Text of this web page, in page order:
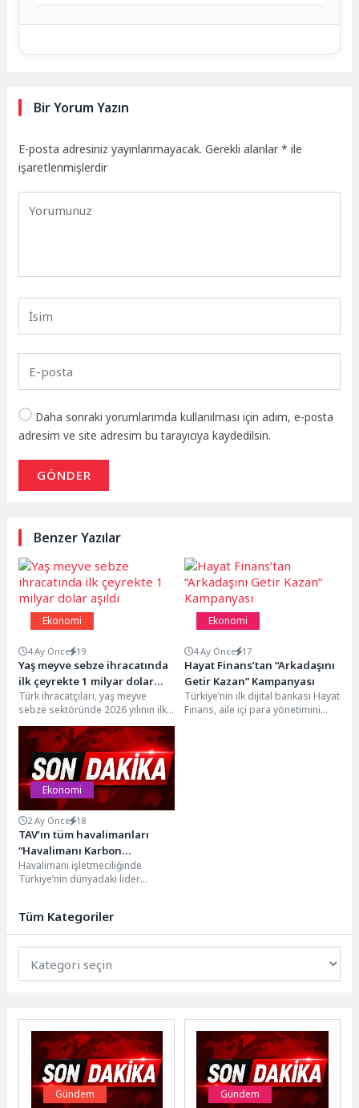
Bir Yorum Yazın
E-posta adresiniz yayınlanmayacak. Gerekli alanlar* ile
işaretlenmişlerdir
Daha sonraki yorumlarımda kullanılması için adım, e-posta
adresim ve site adresim bu tarayıcıya kaydedilsin.
GÖNDER
Benzer Yazılar
Ekonomi
4 Ay Önce 19
Yaş meyve sebze ihracatında
ilk çeyrekte 1 milyar dolar
aşıldı
Türk ihracatçıları, yaş meyve
sebze sektöründe 2026 yılının ilk
çeyreğinde başarılı bir grafik
ortaya koydu....
Ekonomi
4 Ay Önce 17
Hayat Finans’tan “Arkadaşını
Getir Kazan” Kampanyası
Türkiye’nin ilk dijital bankası Hayat
Finans, aile içi para yönetimini
Ekonomi
2 Ay Önce 18
TAV’ın tüm havalimanları
“Havalimanı Karbon
Akreditasyonu” aldı
Havalimanı işletmeciliğinde
Türkiye’nin dünyadaki lider
EUROPE tarafından yürütülen...
Tüm Kategoriler
Gündem Gündem